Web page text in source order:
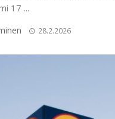
17 ...
28.2.2026